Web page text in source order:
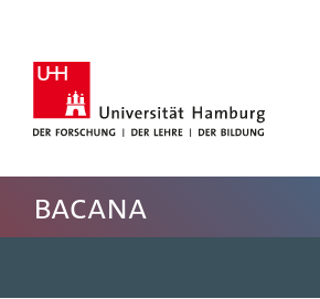
Fussbereich der Seite anspringen
BACANA